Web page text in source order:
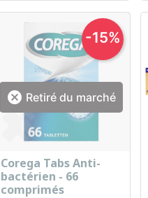
 Retiré du marché
Aperçu rapide
Corega Tabs Anti-
bactérien - 66
comprimés
-15%